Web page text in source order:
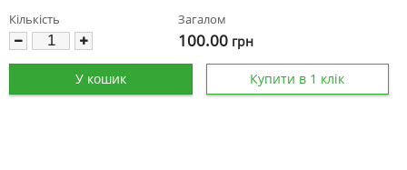
Кількість Загалом
100.00 грн
У кошик Купити в 1 клік